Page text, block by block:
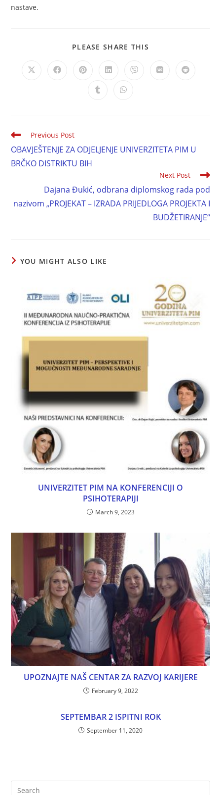
nastave.
PLEASE SHARE THIS
Previous Post
OBAVJEŠTENJE ZA ODJELJENJE UNIVERZITETA PIM U
BRČKO DISTRIKTU BIH
Next Post
Dajana Đukić, odbrana diplomskog rada pod
nazivom „PROJEKAT – IZRADA PRIJEDLOGA PROJEKTA I
BUDŽETIRANJE“
YOU MIGHT ALSO LIKE
UNIVERZITET PIM NA KONFERENCIJI O
PSIHOTERAPIJI
March 9, 2023
UPOZNAJTE NAŠ CENTAR ZA RAZVOJ KARIJERE
February 9, 2022
SEPTEMBAR 2 ISPITNI ROK
September 11, 2020